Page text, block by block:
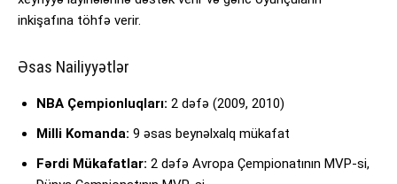
inkişafına töhfə verir.
Əsas Nailiyyətlər
NBA Çempionluqları: 2 dəfə (2009, 2010)
Milli Komanda: 9 əsas beynəlxalq mükafat
Fərdi Mükafatlar: 2 dəfə Avropa Çempionatının MVP-si,